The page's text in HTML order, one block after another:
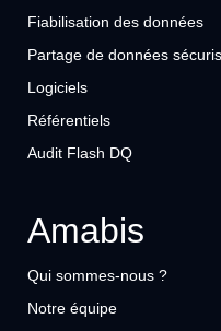
Fiabilisation des données
Partage de données
Logiciels
Référentiels
Audit Flash DQ
Amabis
Qui sommes-nous ?
Notre équipe